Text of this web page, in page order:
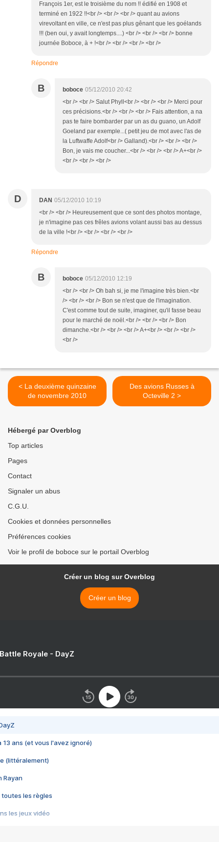
François 1er, est le troisième du nom !! édifié en 1908 et
terminé en 1922 !!<br /> <br /> <br /> quant au avions
virevoltant en ville, ce n'est pas plus gênant que les goélands
!!! (ben oui, y avait longtemps....) <br /> <br /> <br /> bonne
journée Boboce, à + !<br /> <br /> <br /> <br />
Répondre
B boboce 05/12/2010 20:42
<br /> <br /> Salut Phyll<br /> <br /> <br /> Merci pour
ces précisions.<br /> <br /> <br /> Fais attention, a na
pas te faire bombarder par un as du guano, un Adolf
Goeland par exemple...( petit jeu de mot avec l'as de
la Luftwaffe Adolf<br /> Galland).<br /> <br /> <br />
Bon, je vais me coucher...<br /> <br /> <br /> A+<br />
<br /> <br /> <br />
D DAN 05/12/2010 10:19
<br /> <br /> Heureusement que ce sont des photos montage,
je n'imagine pas ces frêles avions volant aussi bas au dessus
de la ville !<br /> <br /> <br /> <br />
Répondre
B boboce 05/12/2010 12:19
<br /> <br /> Oh bah si, je me l'imagine très bien.<br
/> <br /> <br /> Bon se n'est que de l'imagination.
C'est comme tout de suite, imaginer, qu'il fasse beau
pour le marché de noël.<br /> <br /> <br /> Bon
dimanche.<br /> <br /> <br /> A+<br /> <br /> <br />
<br />
< La deuxième quinzaine
de novembre 2010
Des avions Russes à
Octeville 2 >
Hébergé par Overblog
Top articles
Pages
Contact
Signaler un abus
C.G.U.
Cookies et données personnelles
Préférences cookies
Voir le profil de boboce sur le portail Overblog
Créer un blog sur Overblog
Créer un blog
Royale - DayZ
13 ans (et vous l'avez ignoré)
(littéralement)
Rayan
toutes les règles
les jeux vidéo